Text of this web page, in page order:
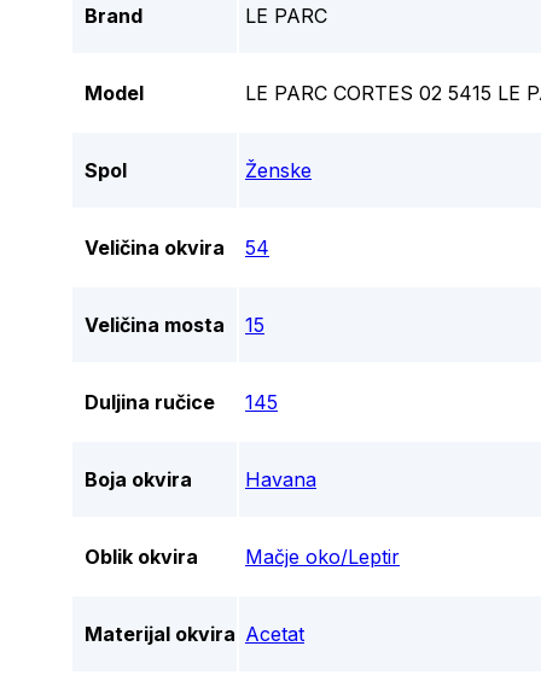
Brand LE PARC
Model LE PARC CORTES 02 5415 LE
Spol Ženske
Veličina okvira 54
Veličina mosta 15
Duljina ručice 145
Boja okvira Havana
Oblik okvira Mačje oko/Leptir
Materijal okvira Acetat